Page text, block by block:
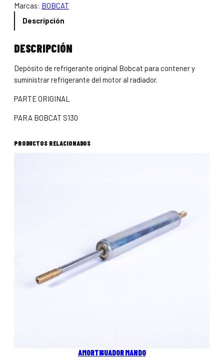
Marcas: BOBCAT
Descripción
DESCRIPCIÓN
Depósito de refrigerante original Bobcat para contener y
suministrar refrigerante del motor al radiador.
PARTE ORIGINAL
PARA BOBCAT S130
PRODUCTOS RELACIONADOS
AMORTIGUADOR MANDO